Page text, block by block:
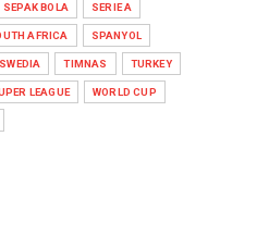
SEPAK BOLA SERIE A
AFRICA SPANYOL
SWEDIA TIMNAS TURKEY
LEAGUE WORLD CUP